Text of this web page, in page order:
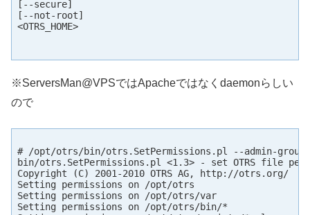
[--secure]
[--not-root]
<OTRS_HOME>
※ServersMan@VPSではApacheではなくdaemonらしい
ので
# /opt/otrs/bin/otrs.SetPermissions.pl --admin-
bin/otrs.SetPermissions.pl <1.3> - set OTRS file
Copyright (C) 2001-2010 OTRS AG, http://otrs.org/
Setting permissions on /opt/otrs
Setting permissions on /opt/otrs/var
Setting permissions on /opt/otrs/bin/*